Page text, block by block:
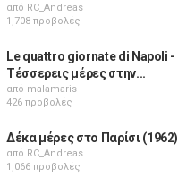
από RC_Andreas
1,708 προβολές
Le quattro giornate di Napoli -
Τέσσερεις μέρες στην...
από malamaris
426 προβολές
Δέκα μέρες στο Παρίσι (1962)
από RC_Andreas
1,066 προβολές